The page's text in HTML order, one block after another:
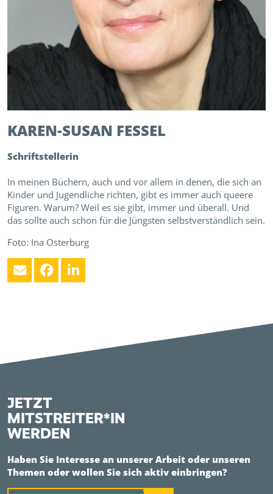
KAREN-SUSAN FESSEL
Schriftstellerin
In meinen Büchern, auch und vor allem in denen, die sich an
Kinder und Jugendliche richten, gibt es immer auch queere
Figuren. Warum? Weil es sie gibt, immer und überall. Und
das sollte auch schon für die Jüngsten selbstverständlich sein.
Foto: Ina Osterburg
JETZT
MITSTREITER*IN
WERDEN
Haben Sie Interesse an unserer Arbeit oder unseren
Themen oder wollen Sie sich aktiv einbringen?